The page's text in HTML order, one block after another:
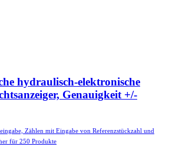
hydraulisch-elektronische
Genauigkeit +/-
Zählen mit Eingabe von Referenzstückzahl und
für 250 Produkte